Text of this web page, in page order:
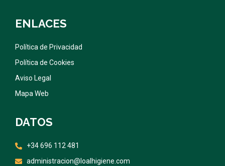
ENLACES
Política de Privacidad
Política de Cookies
Aviso Legal
Mapa Web
DATOS
+34 696 112 481
administracion@loalhigiene.com